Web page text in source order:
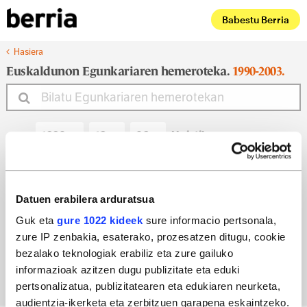
Datuen erabilera arduratsua
Guk eta gure 1022 kideek sure informacio pertsonala,
zure IP zenbakia, esaterako, prozesatzen ditugu, cookie
bezalako teknologiak erabiliz eta zure gailuko
informazioak azitzen dugu publizitate eta eduki
pertsonalizatua, publizitatearen eta edukiaren neurketa,
audientzia-ikerketa eta zerbitzuen garapena eskaintzeko.
Babestu Berria
Hasiera
Euskaldunon Egunkariaren hemeroteka. 1990-2003.
Noiztik
Noiz arte
Bilatu egun bateko edizioa